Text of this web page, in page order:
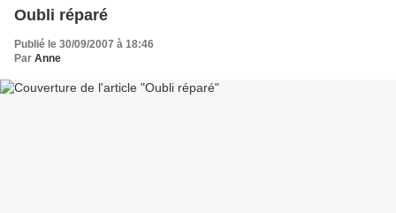
Oubli réparé
Publié le 30/09/2007 à 18:46
Par Anne